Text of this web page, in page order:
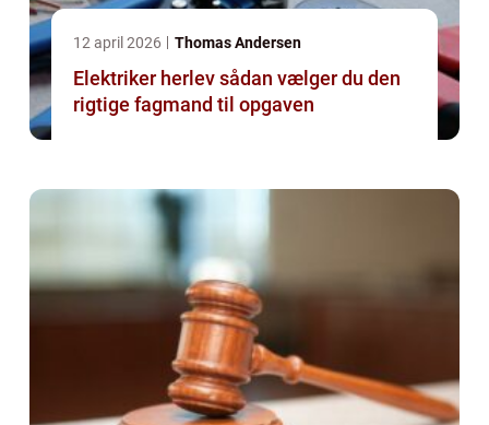
12 april 2026 Thomas Andersen
Elektriker herlev sådan vælger du den
rigtige fagmand til opgaven